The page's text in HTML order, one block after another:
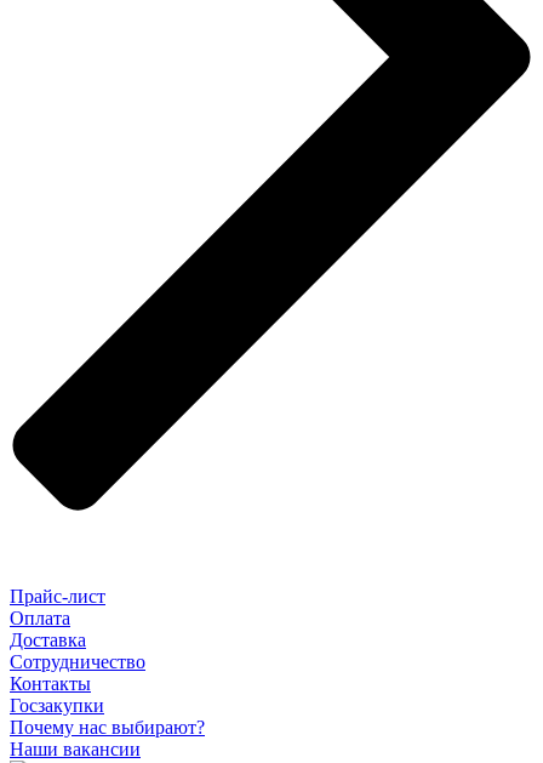
Прайс-лист
Оплата
Доставка
Сотрудничество
Контакты
Госзакупки
Почему нас выбирают?
Наши вакансии